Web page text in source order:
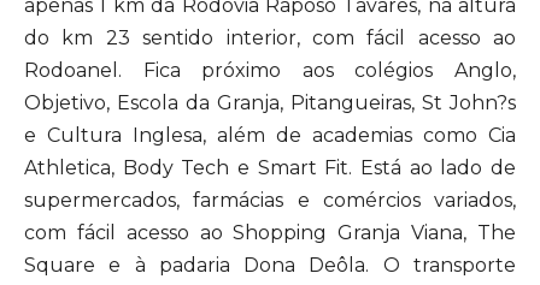
apenas 1 km da Rodovia Raposo Tavares, na altura
do km 23 sentido interior, com fácil acesso ao
Rodoanel. Fica próximo aos colégios Anglo,
Objetivo, Escola da Granja, Pitangueiras, St John?s
e Cultura Inglesa, além de academias como Cia
Athletica, Body Tech e Smart Fit. Está ao lado de
supermercados, farmácias e comércios variados,
com fácil acesso ao Shopping Granja Viana, The
Square e à padaria Dona Deôla. O transporte